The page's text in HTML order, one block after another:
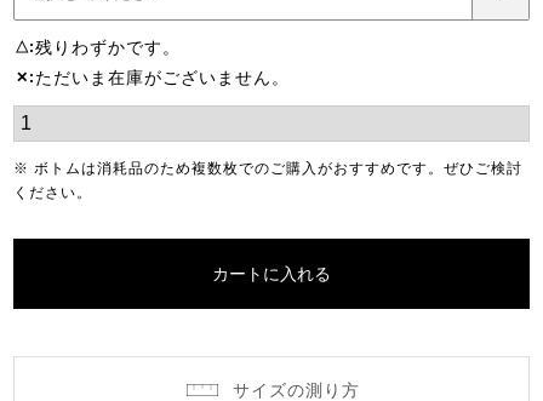
△ 残りわずかです。
✕ ただいま在庫がございません。
※ ボトムは消耗品のため複数枚でのご購入がおすすめです。ぜひご検討
ください。
カートに入れる
サイズの測り方